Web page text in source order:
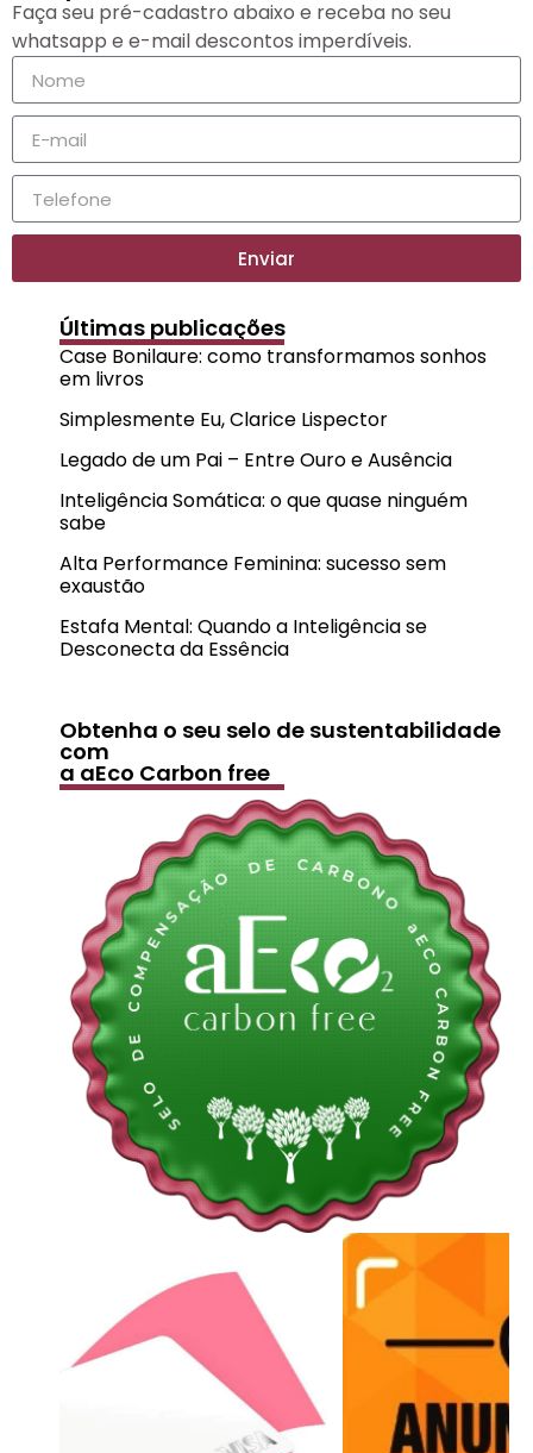
Faça seu pré-cadastro abaixo e receba no seu
whatsapp e e-mail descontos imperdíveis.
Enviar
Últimas publicações
Case Bonilaure: como transformamos sonhos
em livros
Simplesmente Eu, Clarice Lispector
Legado de um Pai – Entre Ouro e Ausência
Inteligência Somática: o que quase ninguém
sabe
Alta Performance Feminina: sucesso sem
exaustão
Estafa Mental: Quando a Inteligência se
Desconecta da Essência
Obtenha o seu selo de sustentabilidade
com
a aEco Carbon free